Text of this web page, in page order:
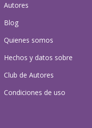
Autores
Blog
Quienes somos
Hechos y datos sobre
Club de Autores
Condiciones de uso